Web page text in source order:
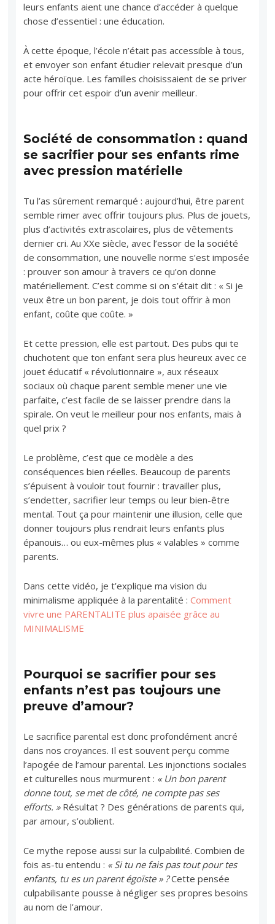
leurs enfants aient une chance d’accéder à quelque
chose d’essentiel : une éducation.
À cette époque, l’école n’était pas accessible à tous,
et envoyer son enfant étudier relevait presque d’un
acte héroïque. Les familles choisissaient de se priver
pour offrir cet espoir d’un avenir meilleur.
Société de consommation : quand
se sacrifier pour ses enfants rime
avec pression matérielle
Tu l’as sûrement remarqué : aujourd’hui, être parent
semble rimer avec offrir toujours plus. Plus de jouets,
plus d’activités extrascolaires, plus de vêtements
dernier cri. Au XXe siècle, avec l’essor de la société
de consommation, une nouvelle norme s’est imposée
: prouver son amour à travers ce qu’on donne
matériellement. C’est comme si on s’était dit : « Si je
veux être un bon parent, je dois tout offrir à mon
enfant, coûte que coûte. »
Et cette pression, elle est partout. Des pubs qui te
chuchotent que ton enfant sera plus heureux avec ce
jouet éducatif « révolutionnaire », aux réseaux
sociaux où chaque parent semble mener une vie
parfaite, c’est facile de se laisser prendre dans la
spirale. On veut le meilleur pour nos enfants, mais à
quel prix ?
Le problème, c’est que ce modèle a des
conséquences bien réelles. Beaucoup de parents
s’épuisent à vouloir tout fournir : travailler plus,
s’endetter, sacrifier leur temps ou leur bien-être
mental. Tout ça pour maintenir une illusion, celle que
donner toujours plus rendrait leurs enfants plus
épanouis… ou eux-mêmes plus « valables » comme
parents.
Dans cette vidéo, je t’explique ma vision du
minimalisme appliquée à la parentalité :Comment
vivre une PARENTALITE plus apaisée grâce au
MINIMALISME
Pourquoi se sacrifier pour ses
enfants n’est pas toujours une
preuve d’amour?
Le sacrifice parental est donc profondément ancré
dans nos croyances. Il est souvent perçu comme
l’apogée de l’amour parental. Les injonctions sociales
et culturelles nous murmurent : « Un bon parent
donne tout, se met de côté, ne compte pas ses
efforts. »Résultat ? Des générations de parents qui,
par amour, s’oublient.
Ce mythe repose aussi sur la culpabilité. Combien de
fois as-tu entendu : « Si tu ne fais pas tout pour tes
enfants, tu es un parent égoïste » ?Cette pensée
culpabilisante pousse à négliger ses propres besoins
au nom de l’amour.